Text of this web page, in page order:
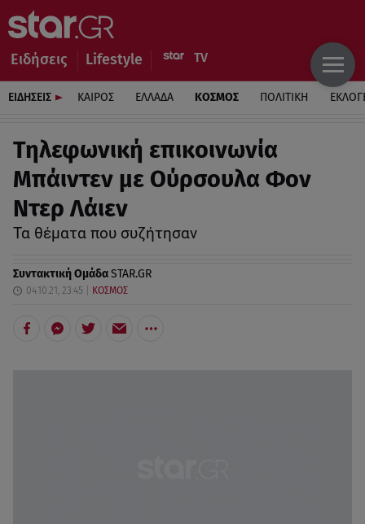
Ειδήσεις Lifestyle
ΕΙΔΗΣΕΙΣ ΚΑΙΡΟΣ ΕΛΛΑΔΑ ΚΟΣΜΟΣ ΠΟΛΙΤΙΚΗ
Τηλεφωνική επικοινωνία
Μπάιντεν με Ούρσουλα Φον
Ντερ Λάιεν
Τα θέματα που συζήτησαν
Συντακτική ΟμάδαSTAR.GR
04.10.21, 23:45 ΚΟΣΜΟΣ